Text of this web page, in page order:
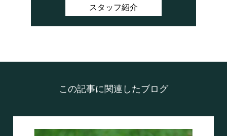
スタッフ紹介
この記事に関連したブログ